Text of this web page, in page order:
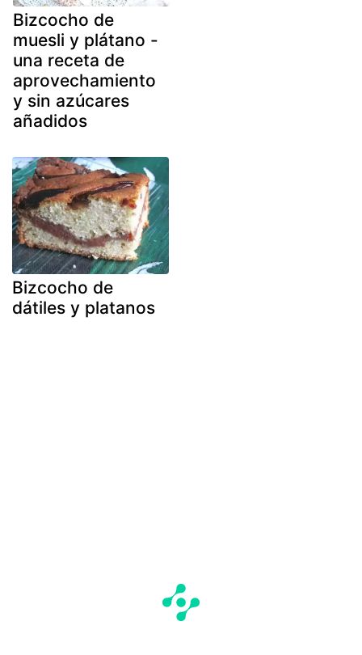
Bizcocho de
muesli y plátano -
una receta de
aprovechamiento
y sin azúcares
añadidos
Bizcocho de
dátiles y platanos